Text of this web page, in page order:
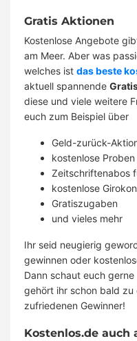
Gratis Aktionen
Kostenlose Angebote
am Meer. Aber was
welches ist das beste
aktuell spannende
diese und viele weitere
euch zum Beispiel über
Geld-zurück-
kostenlose Proben
Zeitschriftenabos
kostenlose
Gratiszugaben
und vieles mehr
Ihr seid neugierig
gewinnen oder
Dann schaut euch
gehört ihr schon bald zu
zufriedenen Gewinner!
Kostenlos.de auch